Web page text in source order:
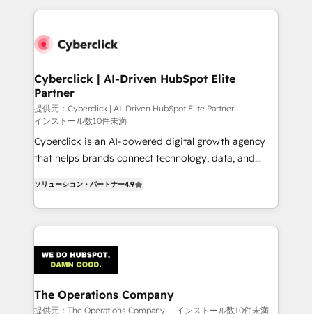
maximize profitability and adapt to your goals.
website, or build your new one.
Cyberclick | AI-Driven HubSpot Elite
Partner
提供元：Cyberclick | AI-Driven HubSpot Elite Partner
インストール数10件未満
Cyberclick is an AI-powered digital growth agency
that helps brands connect technology, data, and
Barcelona and operating across Spain, LATAM, and
the UK, we support global companies in building
smarter marketing, sales, and customer success
Iberia (Spain & Portugal), we combine human insight
with intelligent automation to drive sustainable
growth. Our multidisciplinary team designs solutions
that simplify complexity, boost performance, and
ソリューション・パートナー4.9
The Operations Company
提供元：The Operations Company インストール数10件未満